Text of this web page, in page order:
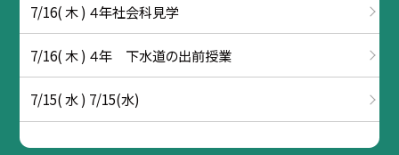
7/16( 木 ) ４年社会科見学
7/16( 木 ) ４年 下水道の出前授業
7/15( 水 ) 7/15(水)